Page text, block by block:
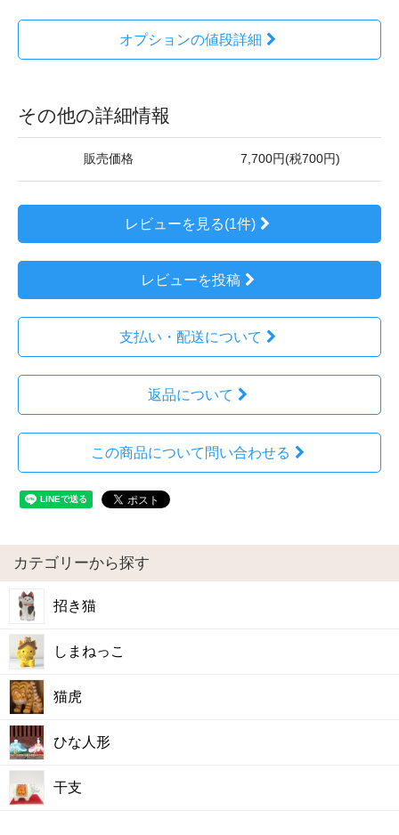
オプションの値段詳細
その他の詳細情報
販売価格 7,700円(税700円)
レビューを見る(1件)
レビューを投稿
支払い・配送について
返品について
この商品について問い合わせる
カテゴリーから探す
招き猫
しまねっこ
猫虎
ひな人形
干支